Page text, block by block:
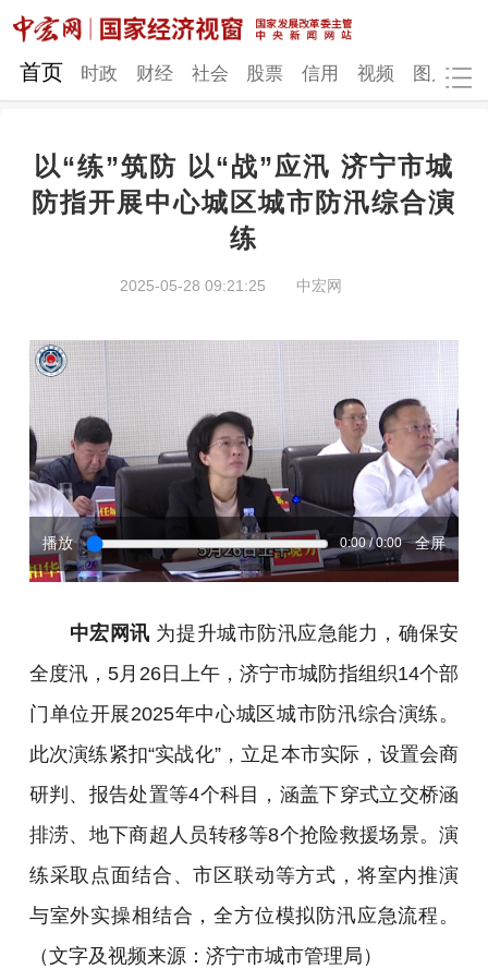
网站地图
时政 财经 社会 股票
中宏研究 营商环境
首页 时政 财经 社会 股票 信用 视频 图片
以“练”筑防 以“战”应汛 济宁市城
防指开展中心城区城市防汛综合演
练
2025-05-28 09:21:25 中宏网
播放 0:00 / 0:00 全屏
中宏网讯 为提升城市防汛应急能力，确保安
全度汛，5月26日上午，济宁市城防指组织14个部
门单位开展2025年中心城区城市防汛综合演练。
此次演练紧扣“实战化”，立足本市实际，设置会商
研判、报告处置等4个科目，涵盖下穿式立交桥涵
排涝、地下商超人员转移等8个抢险救援场景。演
练采取点面结合、市区联动等方式，将室内推演
与室外实操相结合，全方位模拟防汛应急流程。
（文字及视频来源：济宁市城市管理局）